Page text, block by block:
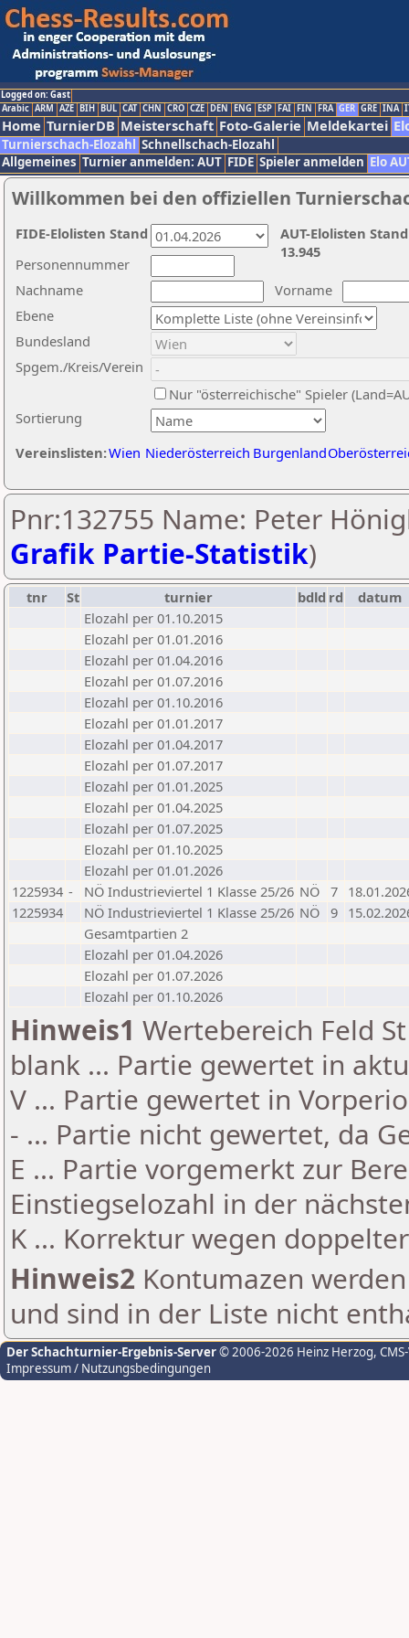
Logged on: Gast
Arabic ARM AZE BIH BUL CAT CHN CRO CZE DEN ENG ESP FAI FIN FRA GER GRE INA
Home TurnierDB Meisterschaft Foto-Galerie Meldekartei
Turnierschach-Elozahl Schnellschach-Elozahl
Allgemeines Turnier anmelden: AUT FIDE Spieler anmelden Elo
Willkommen bei den offiziellen
Nachname
Vorname
Ebene
Sortierung
Personennummer
Bundesland
Spgem./Kreis/Verein
Nur "österreichische" Spieler
Vereinslisten:Wien Niederösterreich Burgenland
AUT-Elolisten
13.945
FIDE-Elolisten Stand
Pnr:132755 Name: Peter
Grafik Partie-Statistik)
tnr St turnier bdld rd
datum
Elozahl per 01.10.2015
Elozahl per 01.01.2016
Elozahl per 01.04.2016
Elozahl per 01.07.2016
Elozahl per 01.10.2016
Elozahl per 01.01.2017
Elozahl per 01.04.2017
Elozahl per 01.07.2017
Elozahl per 01.01.2025
Elozahl per 01.04.2025
Elozahl per 01.07.2025
Elozahl per 01.10.2025
Elozahl per 01.01.2026
1225934 - NÖ Industrieviertel 1 Klasse 25/26 NÖ 7
1225934
NÖ Industrieviertel 1 Klasse 25/26 NÖ 9
Gesamtpartien 2
Elozahl per 01.04.2026
Elozahl per 01.07.2026
Elozahl per 01.10.2026
Hinweis1 Wertebereich Feld
blank ... Partie gewertet in
V ... Partie gewertet in
- ... Partie nicht gewertet, da
E ... Partie vorgemerkt zur
Einstiegselozahl in der
K ... Korrektur wegen
Hinweis2 Kontumazen
und sind in der Liste nicht
Der Schachturnier-Ergebnis-Server© 2006-2026 Heinz Herzog,
Impressum / Nutzungsbedingungen